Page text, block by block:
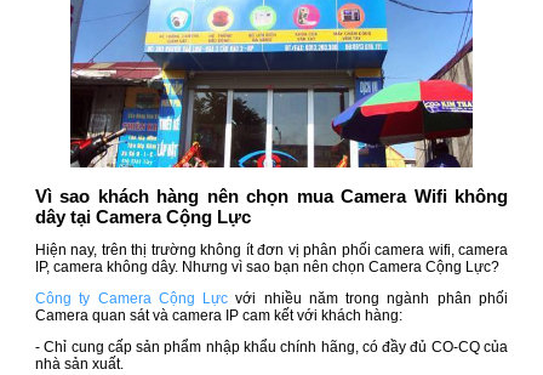
Vì sao khách hàng nên chọn mua Camera Wifi không
dây tại Camera Cộng Lực
Hiện nay, trên thị trường không ít đơn vị phân phối camera wifi, camera
IP, camera không dây. Nhưng vì sao bạn nên chọn Camera Cộng Lực?
Công ty Camera Cộng Lực với nhiều năm trong ngành phân phối
Camera quan sát và camera IP cam kết với khách hàng:
- Chỉ cung cấp sản phẩm nhập khẩu chính hãng, có đầy đủ CO-CQ của
nhà sản xuất.